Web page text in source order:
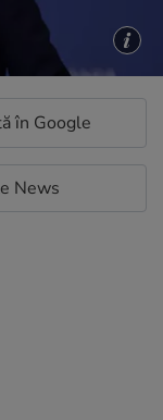
în Google
News